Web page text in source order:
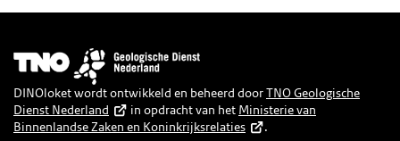
Afbeelding
DINOloket wordt ontwikkeld en beheerd doorTNO Geologische
Dienst Nederland
in opdracht van het Ministerie van
Binnenlandse Zaken en Koninkrijksrelaties
.